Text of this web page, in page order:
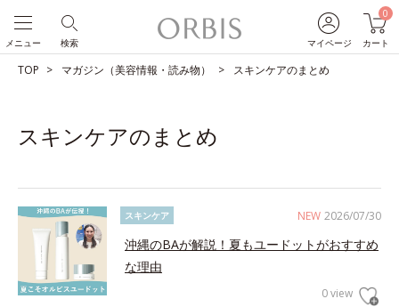
マイページ
0
カート
検索
メニュー
TOP マガジン（美容情報・読み物） スキンケアのまとめ
スキンケアのまとめ
NEW 2026/07/30
スキンケア
沖縄のBAが解説！夏もユードットがおすすめ
な理由
0 view